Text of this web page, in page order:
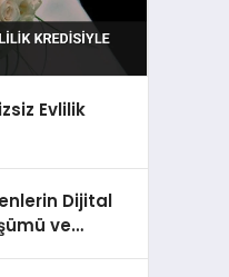
Evlilik
Dijital
ve